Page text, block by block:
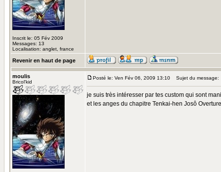
Inscrit le: 05 Fév 2009
Messages: 13
Localisation: anglet, france
Revenir en haut de page
moulis
Bricol'kid
Posté le: Ven Fév 06, 2009 13:10 Sujet du message:
je suis très intéresser par tes custom qui sont
et les anges du chapitre Tenkai-hen Josô